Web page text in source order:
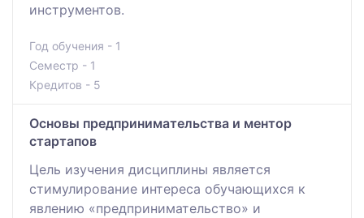
инструментов.
Год обучения - 1
Семестр - 1
Кредитов - 5
Основы предпринимательства и ментор
стартапов
Цель изучения дисциплины является
стимулирование интереса обучающихся к
явлению «предпринимательство» и